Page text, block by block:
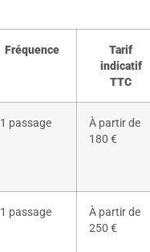
Fréquence
Tarif
indicatif
TTC
1 passage
À partir de
180 €
1 passage
À partir de
250 €